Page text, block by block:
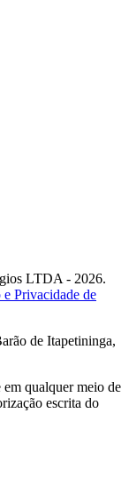
LTDA - 2026.
Privacidade de
de Itapetininga,
qualquer meio de
escrita do